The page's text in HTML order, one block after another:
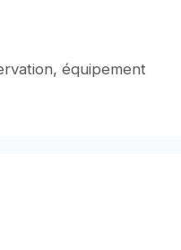
,équipement